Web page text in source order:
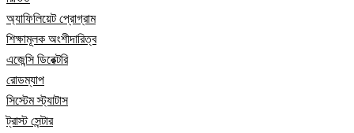
অ্যাফিলিয়েট প্রোগ্রাম
শিক্ষামূলক অংশীদারিত্ব
এজেন্সি ডিরেক্টরি
রোডম্যাপ
সিস্টেম স্ট্যাটাস
ট্রাস্ট সেন্টার